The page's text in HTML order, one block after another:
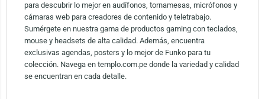
para descubrir lo mejor en audífonos, tornamesas, micrófonos y
cámaras web para creadores de contenido y teletrabajo.
Sumérgete en nuestra gama de productos gaming con teclados,
mouse y headsets de alta calidad. Además, encuentra
exclusivas agendas, posters y lo mejor de Funko para tu
colección. Navega en templo.com.pe donde la variedad y calidad
se encuentran en cada detalle.